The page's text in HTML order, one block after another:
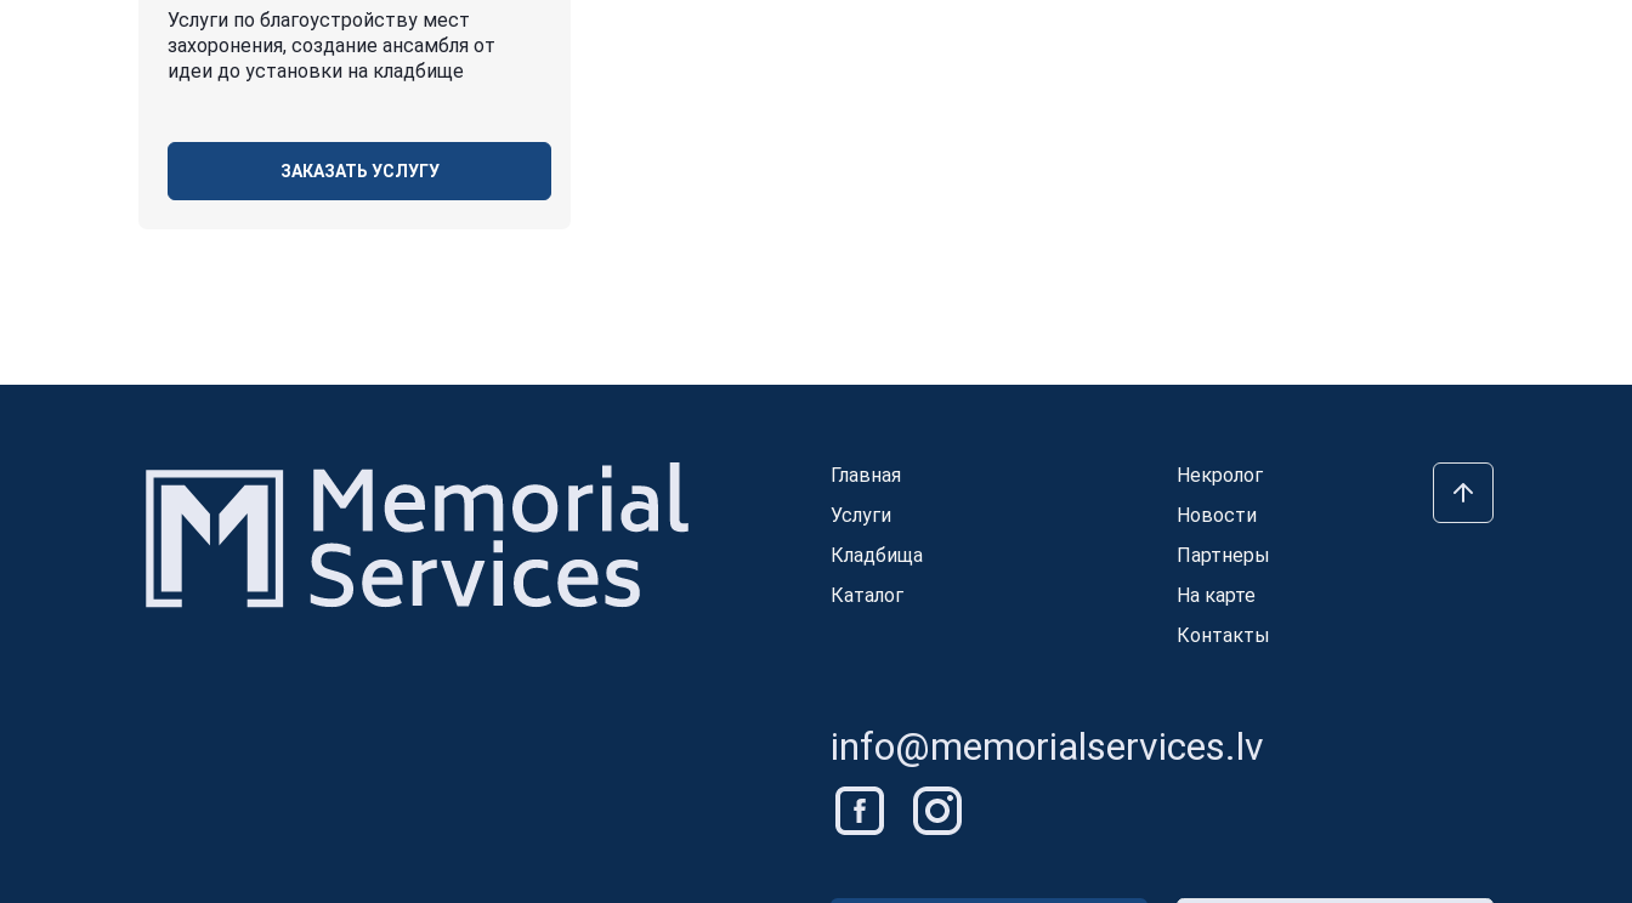
Услуги по благоустройству мест
захоронения, создание ансамбля от
идеи до установки на кладбище
ЗАКАЗАТЬ УСЛУГУ
Главная
Услуги
Кладбища
Каталог
Некролог
Новости
Партнеры
На карте
Контакты
info@memorialservices.lv